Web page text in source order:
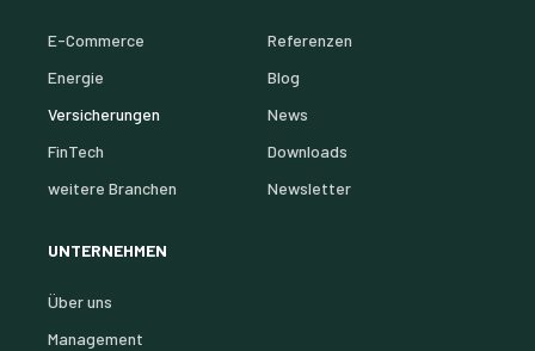
E-Commerce
Energie
Versicherungen
FinTech
weitere Branchen
Referenzen
Blog
News
Downloads
Newsletter
UNTERNEHMEN
Über uns
Management